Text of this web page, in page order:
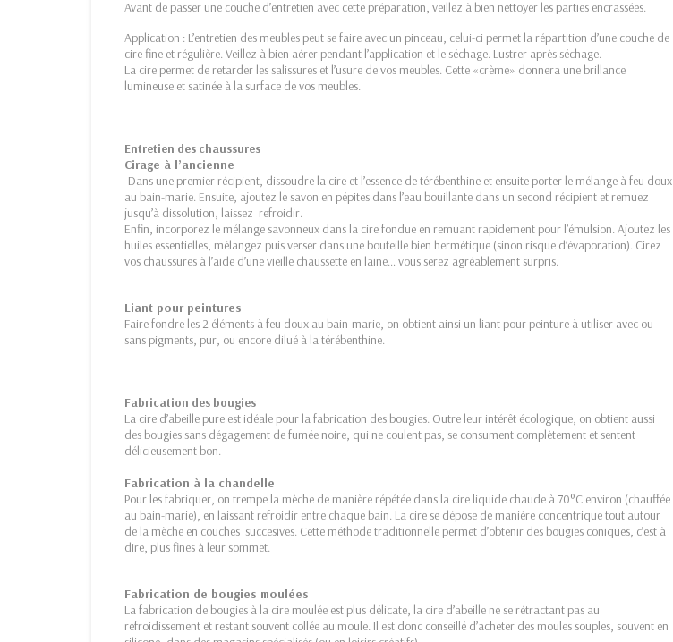
Avant de passer une couche d’entretien avec cette préparation, veillez à bien nettoyer les parties encrassées.
Application : L’entretien des meubles peut se faire avec un pinceau, celui-ci permet la répartition d’une couche de
cire fine et régulière. Veillez à bien aérer pendant l’application et le séchage. Lustrer après séchage.
La cire permet de retarder les salissures et l’usure de vos meubles. Cette «crème» donnera une brillance
lumineuse et satinée à la surface de vos meubles.
Entretien des chaussures
Cirage à l’ancienne
-Dans une premier récipient, dissoudre la cire et l’essence de térébenthine et ensuite porter le mélange à feu doux
au bain-marie. Ensuite, ajoutez le savon en pépites dans l’eau bouillante dans un second récipient et remuez
jusqu’à dissolution, laissez refroidir.
Enfin, incorporez le mélange savonneux dans la cire fondue en remuant rapidement pour l’émulsion. Ajoutez les
huiles essentielles, mélangez puis verser dans une bouteille bien hermétique (sinon risque d’évaporation). Cirez
vos chaussures à l’aide d’une vieille chaussette en laine… vous serez agréablement surpris.
Liant pour peintures
Faire fondre les 2 éléments à feu doux au bain-marie, on obtient ainsi un liant pour peinture à utiliser avec ou
sans pigments, pur, ou encore dilué à la térébenthine.
Fabrication des bougies
La cire d’abeille pure est idéale pour la fabrication des bougies. Outre leur intérêt écologique, on obtient aussi
des bougies sans dégagement de fumée noire, qui ne coulent pas, se consument complètement et sentent
délicieusement bon.
Fabrication à la chandelle
Pour les fabriquer, on trempe la mèche de manière répétée dans la cire liquide chaude à 70°C environ (chauffée
au bain-marie), en laissant refroidir entre chaque bain. La cire se dépose de manière concentrique tout autour
de la mèche en couches succesives. Cette méthode traditionnelle permet d’obtenir des bougies coniques, c’est à
dire, plus fines à leur sommet.
Fabrication de bougies moulées
La fabrication de bougies à la cire moulée est plus délicate, la cire d’abeille ne se rétractant pas au
refroidissement et restant souvent collée au moule. Il est donc conseillé d’acheter des moules souples, souvent en